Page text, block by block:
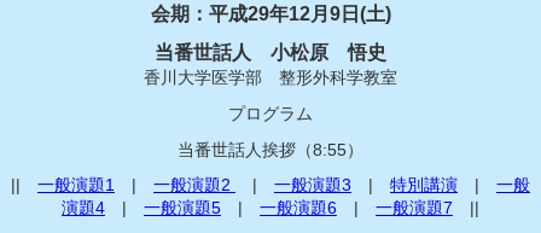
会期：平成29年12月9日(土)
当番世話人 小松原 悟史
香川大学医学部 整形外科学教室
プログラム
当番世話人挨拶（8:55）
|| 一般演題1 | 一般演題2 | 一般演題3 | 特別講演 | 一般
演題4 | 一般演題5 | 一般演題6 | 一般演題7 ||